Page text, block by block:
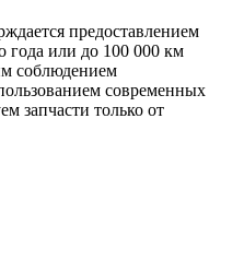
предоставлением
года или до 100 000 км
соблюдением
современных
запчасти только от